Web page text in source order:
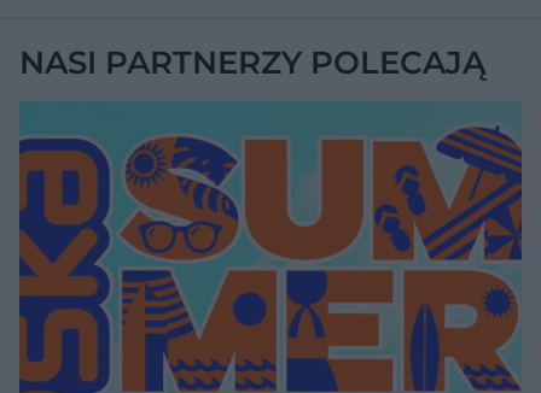
NASI PARTNERZY POLECAJĄ